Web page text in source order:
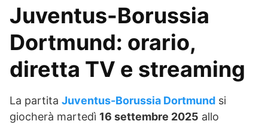
Juventus-Borussia
Dortmund: orario,
diretta TV e streaming
La partita Juventus-Borussia Dortmund si
giocherà martedì 16 settembre 2025 allo